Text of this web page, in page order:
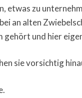
etwas zu
an alten
gehört und hier
sie vorsichtig